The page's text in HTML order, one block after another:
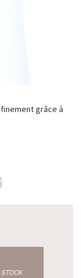
grâce à
STOCK